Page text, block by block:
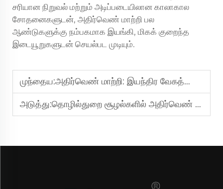
சரியான நிறுவல் மற்றும் அடிப்படையிலான காலாகால
சோதனைகளுடன், அதிர்வெண் மாற்றி பல
ஆண்டுகளுக்கு நம்பகமாக இயங்கி, மிகக் குறைந்த
இடையூறுகளுடன் செயல்பட முடியும்.
முந்தைய:அதிர்வெண் மாற்றி: இயந்திர வேகத்தையும் ஆற்றல் பயன்பாட்டையும் கட்டுப்படுத்த அது எவ்வாறு செயல்படுகிறது
அடுத்து:தொழில்துறை சூழல்களில் அதிர்வெண் மாற்றியைப் பயன்படுத்துவதன் முக்கிய 8 நன்மைகள்